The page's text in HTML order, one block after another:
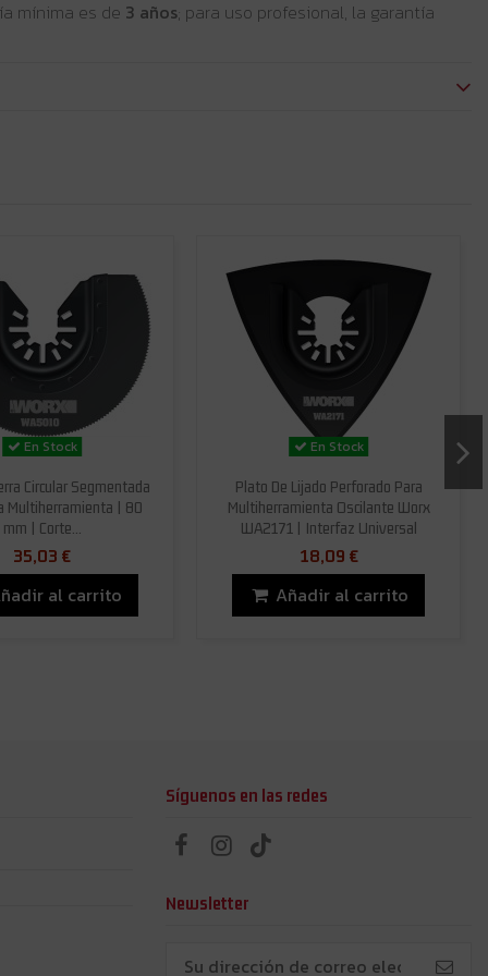
mínima es de 3 años; para uso profesional, la garantía
En Stock
Circular Segmentada
Multiherramienta | 80
mm | Corte...
35,03 €
al carrito
En Stock
Plato De Lijado Perforado Para
Multiherramienta Oscilante Worx
WA2171 | Interfaz Universal
18,09 €
Añadir al carrito
Síguenos en las redes
Newsletter